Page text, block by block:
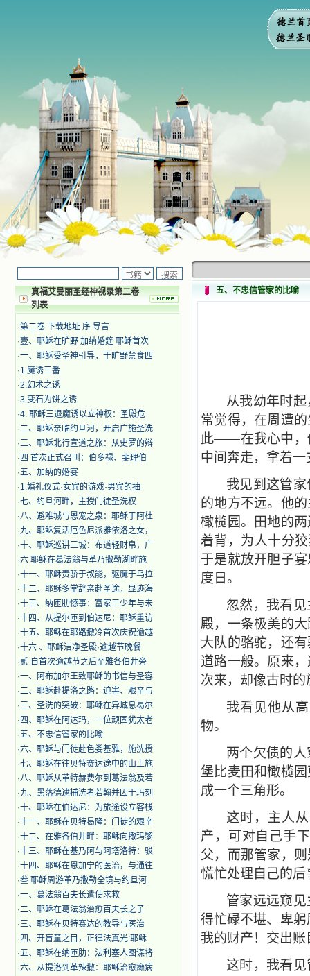
真福艾曼丽圣经神视录第二卷
列表
·第二卷 下载地址 序 导言
·壹、耶稣在旷野 加纳婚筵 耶稣首次
·一、耶稣受圣神引导，于旷野禁食四
·1.魔诱三番
·2.幻术之诱
·3.变石为饼之诱
·4. 耶稣三退魔诱以立神权：圣殿危
·二、耶稣亲临约旦河，开启广施圣洗
·三、耶稣北行宣道之旅：从史罗的辩
· 四 首次正式召叫：伯多禄、斐理伯
·五、加纳的婚宴
·1.婚礼仪式·女宾的游戏·男宾的抽
·七、约旦河畔，主授门徒圣洗权
·八、避难城与恩宠之泉：耶稣于阿杜
·九、耶稣复活厄色尼派雅依洛之女，
·十、耶稣巡讲三城：布道轻财帛，广
·六 耶稣在葛法翁与革乃撒勒湖畔施
·十一、耶稣责骄于叔能，驱魔于乌拉
·十二、耶稣多堂辞亲赴圣途，显迹海
·十三、纳匝肋憾事：富家三少年与未
·十四、从提尔匝到伯达尼：耶稣重访
·十五、耶稣在耶路撒冷首次庆祝逾越
·十六 、耶稣洁净圣殿·逾越节晚餐
·贰 自首次逾越节之后至雅各伯井旁
·一、阿布加尔王致耶稣的书信与圣容
·二、耶稣赴提洛之路：迫害、艰辛与
·三、圣洗的突破：耶稣在异城息曷尔
· 四、耶稣在阿达玛，一位顽固犹太老
·五、不忠信管家的比喻
·六、耶稣与门徒赴色娄基雅，施洗授
·七、耶稣在往贝特赛达途中的山上施
·八、耶稣从革特赫费尔到葛法翁及若
·九、黑落德逮捕洗者若翰并囚于玛刻
·十、耶稣在伯达尼：为旅途设立客栈
·十一、耶稣在贝特曷隆：门徒的艰辛
·十二、在雅各伯井畔：耶稣向撒玛黎
·十三、耶稣在基乃阿与阿塔洛特：驳
·十四、耶稣在恩加宁的医治，与通往
·叁 耶稣周游革乃撒勒全境与约旦河
·一、葛法翁百夫长遣使求救
·二、耶稣在葛法翁治愈百夫长之子
·三、耶稣在贝特赛达的教导与医治
· 四、开盲童之目，正律法真光:耶稣
·五、耶稣在纳匝肋：法利塞人图谋将
·六、从提洛到革辣撒：耶稣治愈癞病
五、不忠信管家的比喻
从我幼年时
常觉得，在周遭
此——在我心中，
中间奔走，拿着
我见到这管
的地方不远。他
橄榄园。田地的
着背，为人十分
于是就放开胆子
度日。
忽然，我看
殿，一条极美的
大队的骆驼，还
道路一般。原来
次来，却像古时
我看见他从
物。
两个欠债的
堡比麦田和橄榄
成一个三角形。
这时，主人
产，可对自己手
父，而那管家，
慌忙处理自己的后
管家远远窥
得忙碌不堪、卑
我的财产！交出账
这时，我看